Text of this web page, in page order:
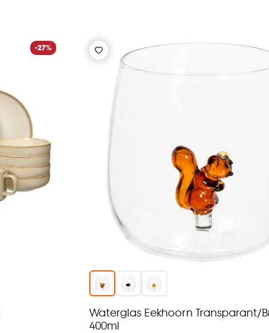
-27%
Waterglas Eekhoorn Transparant/
400ml